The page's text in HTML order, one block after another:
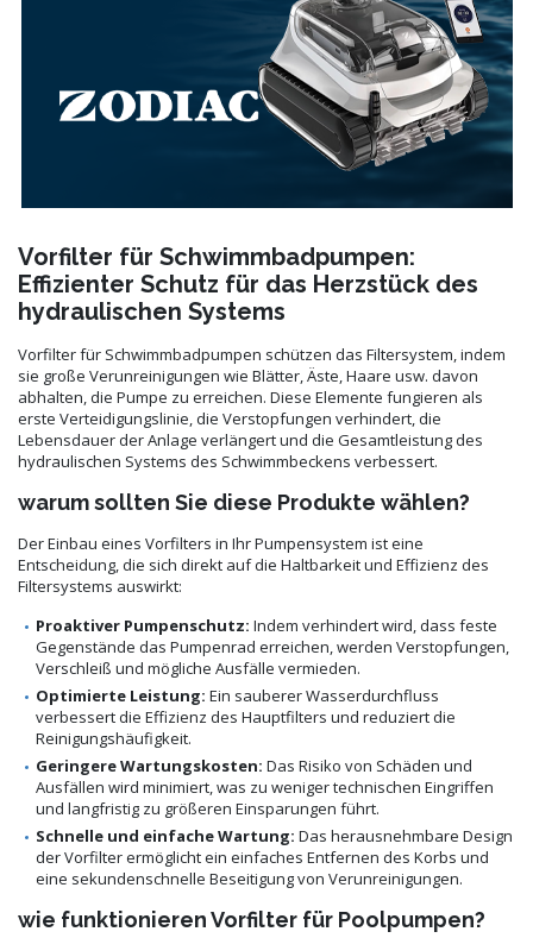
Vorfilter für Schwimmbadpumpen:
Effizienter Schutz für das Herzstück des
hydraulischen Systems
Vorfilter für Schwimmbadpumpen schützen das Filtersystem, indem
sie große Verunreinigungen wie Blätter, Äste, Haare usw. davon
abhalten, die Pumpe zu erreichen. Diese Elemente fungieren als
erste Verteidigungslinie, die Verstopfungen verhindert, die
Lebensdauer der Anlage verlängert und die Gesamtleistung des
hydraulischen Systems des Schwimmbeckens verbessert.
warum sollten Sie diese Produkte wählen?
Der Einbau eines Vorfilters in Ihr Pumpensystem ist eine
Entscheidung, die sich direkt auf die Haltbarkeit und Effizienz des
Filtersystems auswirkt:
Proaktiver Pumpenschutz: Indem verhindert wird, dass feste
Gegenstände das Pumpenrad erreichen, werden Verstopfungen,
Verschleiß und mögliche Ausfälle vermieden.
Optimierte Leistung: Ein sauberer Wasserdurchfluss
verbessert die Effizienz des Hauptfilters und reduziert die
Reinigungshäufigkeit.
Geringere Wartungskosten: Das Risiko von Schäden und
Ausfällen wird minimiert, was zu weniger technischen Eingriffen
und langfristig zu größeren Einsparungen führt.
Schnelle und einfache Wartung: Das herausnehmbare Design
der Vorfilter ermöglicht ein einfaches Entfernen des Korbs und
eine sekundenschnelle Beseitigung von Verunreinigungen.
wie funktionieren Vorfilter für Poolpumpen?